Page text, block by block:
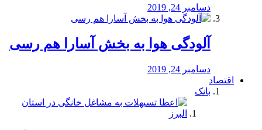
دسامبر 24, 2019
آلودگی هوا به بخش آسارا هم رسی
دسامبر 24, 2019
اقتصاد
بانک